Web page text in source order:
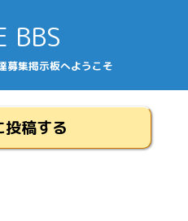
BBS
募集掲示板へようこそ
稿する